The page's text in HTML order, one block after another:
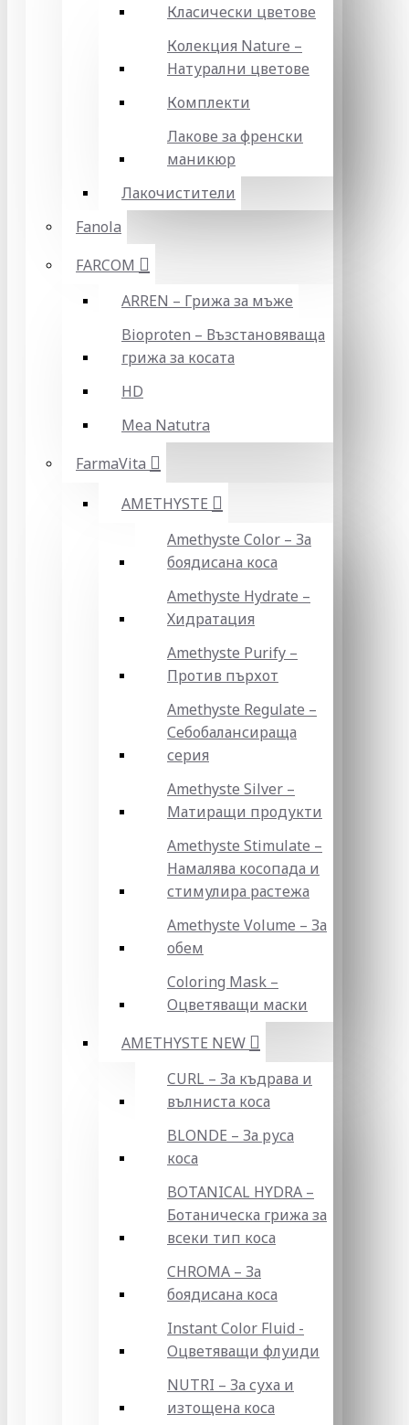
Класически цветове
Колекция Nature –
Натурални цветове
Комплекти
Лакове за френски
маникюр
Лакочистители
Fanola
FARCOM
ARREN – Грижа за мъже
Bioproten – Възстановяваща
грижа за косата
HD
Mea Natutra
FarmaVita
AMETHYSTE
Amethyste Color – За
боядисана коса
Amethyste Hydrate –
Хидратация
Amethyste Purify –
Против пърхот
Amethyste Regulate –
Себобалансираща
серия
Amethyste Silver –
Матиращи продукти
Amethyste Stimulate –
Намалява косопада и
стимулира растежа
Amethyste Volume – За
обем
Coloring Mask –
Оцветяващи маски
AMETHYSTE NEW
CURL – За къдрава и
вълниста коса
BLONDE – За руса
коса
BOTANICAL HYDRA –
Ботаническа грижа за
всеки тип коса
CHROMA – За
боядисана коса
Instant Color Fluid -
Оцветяващи флуиди
NUTRI – За суха и
изтощена коса